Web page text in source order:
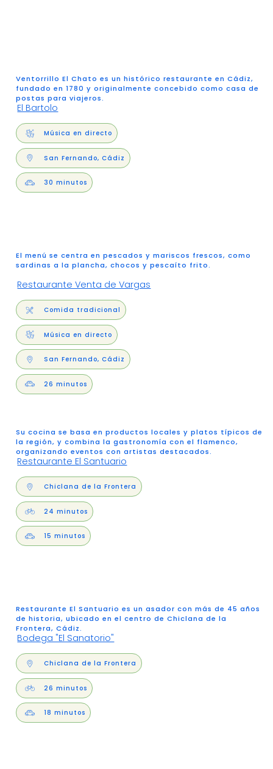
Ventorrillo El Chato es un histórico restaurante en Cádiz,
fundado en 1780 y originalmente concebido como casa de
postas para viajeros.
El Bartolo
Música en directo
San Fernando, Cádiz
30 minutos
El menú se centra en pescados y mariscos frescos, como
sardinas a la plancha, chocos y pescaíto frito.
Restaurante Venta de Vargas
Comida tradicional
Música en directo
San Fernando, Cádiz
26 minutos
Su cocina se basa en productos locales y platos típicos de
la región, y combina la gastronomía con el flamenco,
organizando eventos con artistas destacados.
Restaurante El Santuario
Chiclana de la Frontera
24 minutos
15 minutos
Restaurante El Santuario es un asador con más de 45 años
de historia, ubicado en el centro de Chiclana de la
Frontera, Cádiz.
Bodega "El Sanatorio"
Chiclana de la Frontera
26 minutos
18 minutos